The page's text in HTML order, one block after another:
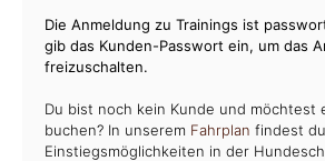
Die Anmeldung zu Trainings ist
gib das Kunden-Passwort ein, um das
freizuschalten.
Du bist noch kein Kunde und möchtest
buchen? In unserem Fahrplan findest
Einstiegsmöglichkeiten in der